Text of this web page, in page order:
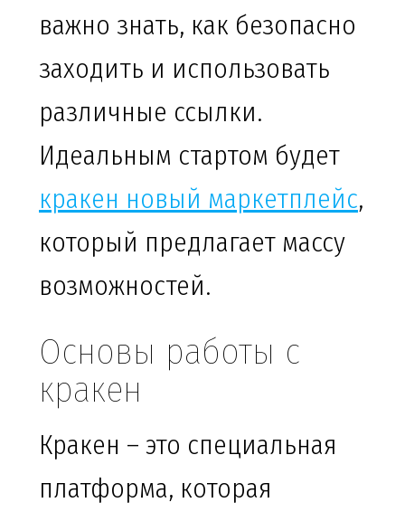
важно знать, как безопасно
заходить и использовать
различные ссылки.
Идеальным стартом будет
кракен новый маркетплейс,
который предлагает массу
возможностей.
Основы работы с
кракен
Кракен – это специальная
платформа, которая